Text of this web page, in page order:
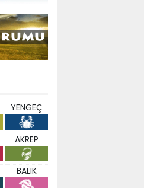
YENGEÇ
AKREP
BALIK